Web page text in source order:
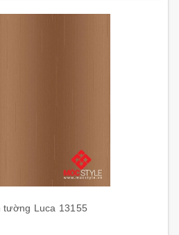
tường Luca 13155